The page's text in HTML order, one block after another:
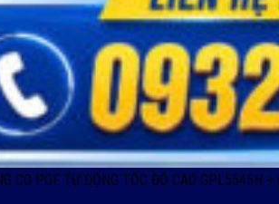
CO POF TỰ ĐỘNG TỐC ĐỘ CAO GPL5545H +